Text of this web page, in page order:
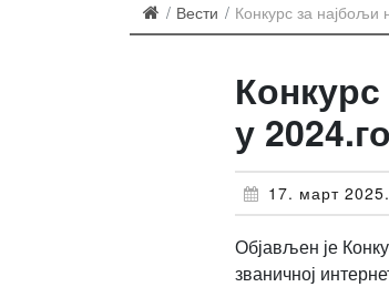
Вести Конкурс за најбољи
у
17. март
Објављен је
званичној